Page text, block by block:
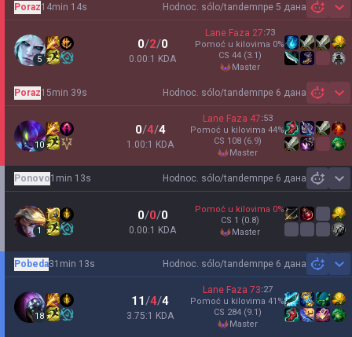
Hodnoc. sólo/tandemпре 5 дана
Poraz14min 14s
5
0/2/0
0.00:1 KDA
Lane Faza 27:73
Pomoć u kilovima 0%
CS 44 (3.1)
master
Hodnoc. sólo/tandemпре 6 дана
Poraz15min 39s
10
0/4/4
1.00:1 KDA
Lane Faza 47:53
Pomoć u kilovima 44%
CS 108 (6.9)
master
Hodnoc. sólo/tandemпре 6 дана
Ponovo1min 13s
1
0/0/0
0.00:1 KDA
Pomoć u kilovima 0%
CS 1 (0.8)
master
Hodnoc. sólo/tandemпре 6 дана
Pobeda31min 13s
18
11/4/4
3.75:1 KDA
Lane Faza 73:27
Pomoć u kilovima 41 %
CS 284 (9.1)
master